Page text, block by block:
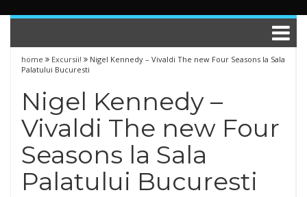
home Excursii!
Nigel Kennedy – Vivaldi The new Four Seasons la Sala
Palatului Bucuresti
Nigel Kennedy –
Vivaldi The new Four
Seasons la Sala
Palatului Bucuresti